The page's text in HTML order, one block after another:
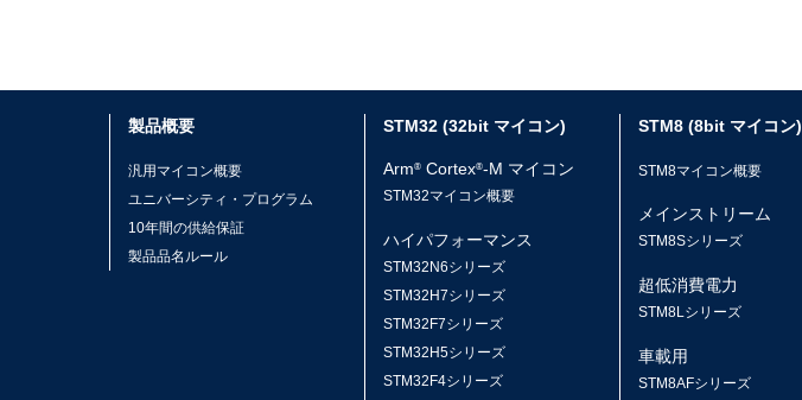
製品概要
汎用マイコン概要
ユニバーシティ・プログラム
10年間の供給保証
製品品名ルール
STM32 (32bit マイコン)
Arm® Cortex®-M マイコン
STM32マイコン概要
ハイパフォーマンス
STM32N6シリーズ
STM32H7シリーズ
STM32F7シリーズ
STM32H5シリーズ
STM32F4シリーズ
STM8 (8bit マイコン)
STM8マイコン概要
メインストリーム
STM8Sシリーズ
超低消費電力
STM8Lシリーズ
車載用
STM8AFシリーズ